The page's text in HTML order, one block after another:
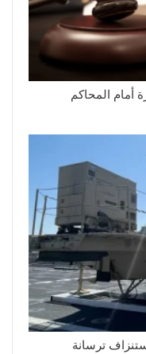
أمام المحاكم
ترسانة